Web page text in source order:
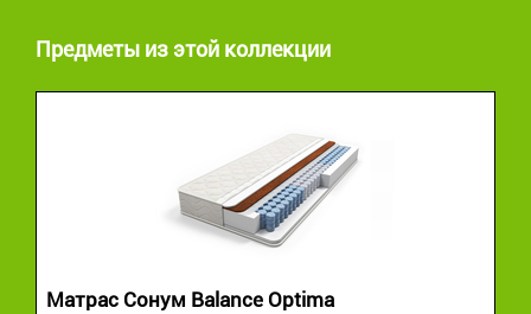
Предметы из этой коллекции
Матрас Сонум Balance Optima